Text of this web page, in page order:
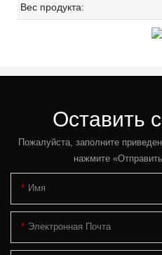
Вес продукта:
Оставить
Пожалуйста, заполните
нажмите
Имя
Электронная Почта